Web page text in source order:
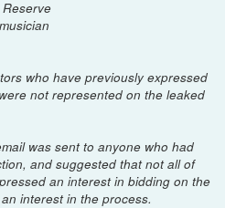
who have previously expressed
not represented on the leaked
was sent to anyone who had
and suggested that not all of
an interest in bidding on the
interest in the process.